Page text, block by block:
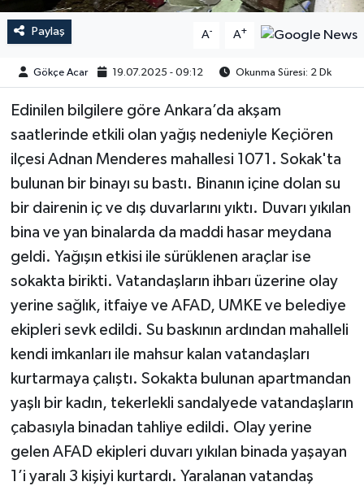
Paylaş A- A+
Gökçe Acar 19.07.2025 - 09:12 Okunma Süresi: 2 Dk
Edinilen bilgilere göre Ankara’da akşam
saatlerinde etkili olan yağış nedeniyle Keçiören
ilçesi Adnan Menderes mahallesi 1071. Sokak'ta
bulunan bir binayı su bastı. Binanın içine dolan su
bir dairenin iç ve dış duvarlarını yıktı. Duvarı yıkılan
bina ve yan binalarda da maddi hasar meydana
geldi. Yağışın etkisi ile sürüklenen araçlar ise
sokakta birikti. Vatandaşların ihbarı üzerine olay
yerine sağlık, itfaiye ve AFAD, UMKE ve belediye
ekipleri sevk edildi. Su baskının ardından mahalleli
kendi imkanları ile mahsur kalan vatandaşları
kurtarmaya çalıştı. Sokakta bulunan apartmandan
yaşlı bir kadın, tekerlekli sandalyede vatandaşların
çabasıyla binadan tahliye edildi. Olay yerine
gelen AFAD ekipleri duvarı yıkılan binada yaşayan
1’i yaralı 3 kişiyi kurtardı. Yaralanan vatandaş